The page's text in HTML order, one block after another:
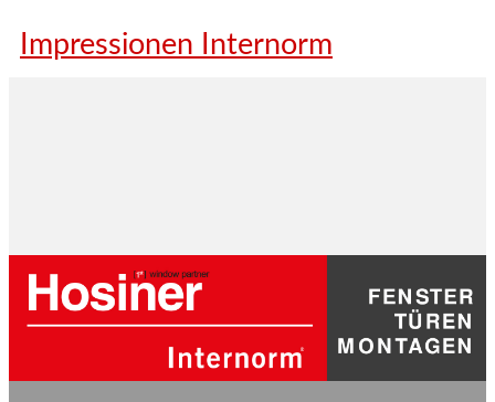
Impressionen Internorm